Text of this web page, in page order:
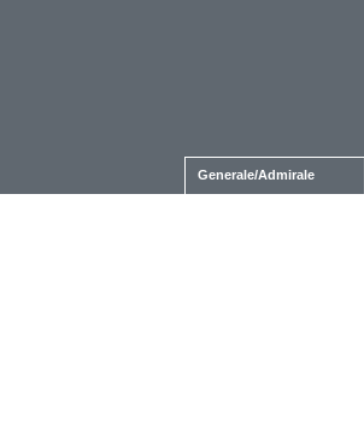
Generale/Admirale